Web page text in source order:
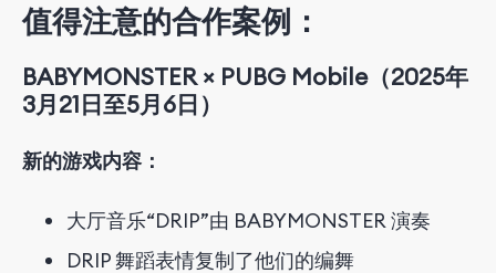
值得注意的合作案例：
BABYMONSTER × PUBG Mobile（2025年
3月21日至5月6日）
新的游戏内容：
大厅音乐“DRIP”由 BABYMONSTER 演奏
DRIP 舞蹈表情复制了他们的编舞